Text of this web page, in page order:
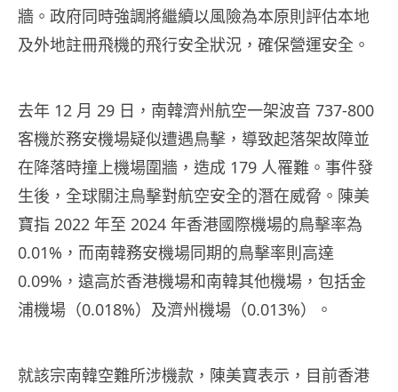
牆。政府同時強調將繼續以風險為本原則評估本地
及外地註冊飛機的飛行安全狀況，確保營運安全。
去年 12 月 29 日，南韓濟州航空一架波音 737-800
客機於務安機場疑似遭遇鳥擊，導致起落架故障並
在降落時撞上機場圍牆，造成 179 人罹難。事件發
生後，全球關注鳥擊對航空安全的潛在威脅。陳美
寶指 2022 年至 2024 年香港國際機場的鳥擊率為
0.01%，而南韓務安機場同期的鳥擊率則高達
0.09%，遠高於香港機場和南韓其他機場，包括金
浦機場（0.018%）及濟州機場（0.013%）。
就該宗南韓空難所涉機款，陳美寶表示，目前香港